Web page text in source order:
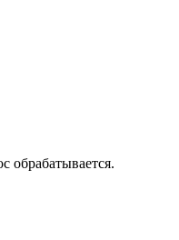
обрабатывается.